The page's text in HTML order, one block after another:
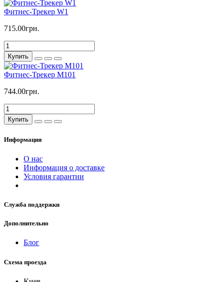
Фитнес-Трекер W1
715.00грн.
Купить
Фитнес-Трекер M101
744.00грн.
Купить
Информация
О нас
Информация о доставке
Условия гарантии
Служба поддержки
Дополнительно
Блог
Схема проезда